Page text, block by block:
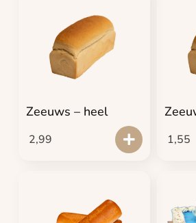
Zeeuws – heel
2,99 1,55